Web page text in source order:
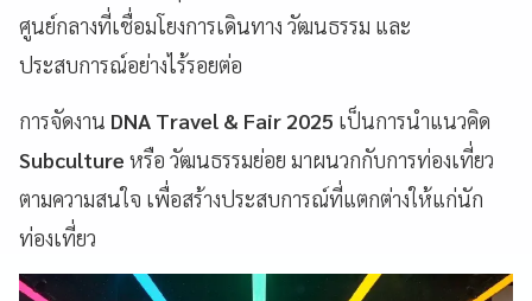
ศูนย์กลางที่เชื่อมโยงการเดินทาง วัฒนธรรม และ
ประสบการณ์อย่างไร้รอยต่อ
การจัดงาน DNA Travel & Fair 2025 เป็นการนำแนวคิด
Subculture หรือ วัฒนธรรมย่อย มาผนวกกับการท่องเที่ยว
ตามความสนใจ เพื่อสร้างประสบการณ์ที่แตกต่างให้แก่นัก
ท่องเที่ยว